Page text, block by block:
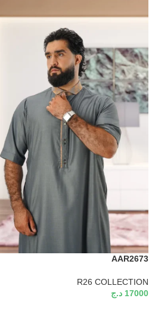
AAR2673
R26 COLLECTION
17000 د.ج